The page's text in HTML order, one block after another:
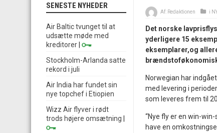
Af: Redaktionen i
Det norske
yderligere 15
eksemplarer,og
Norwegian har
med levering i
som leveres frem til
“Nye fly er en win-
have en
SENESTE NYHEDER
Air Baltic tvunget til at
udsætte møde med
kreditorer
Stockholm-Arlanda satte
rekord i juli
Air India har fundet sin
nye topchef i Etiopien
Wizz Air flyver i rødt
trods højere omsætning